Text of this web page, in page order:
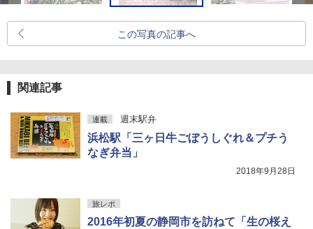
この写真の記事へ
関連記事
連載 週末駅弁
浜松駅「三ヶ日牛ごぼうしぐれ＆プチう
なぎ弁当」
2018年9月28日
旅レポ
2016年初夏の静岡市を訪ねて「生の桜え